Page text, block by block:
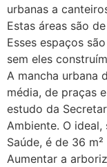
urbanas a
Estas áreas são
Esses espaços
sem eles
A mancha urbana
média, de praças
estudo da
Ambiente. O
Saúde, é de 36
Aumentar a